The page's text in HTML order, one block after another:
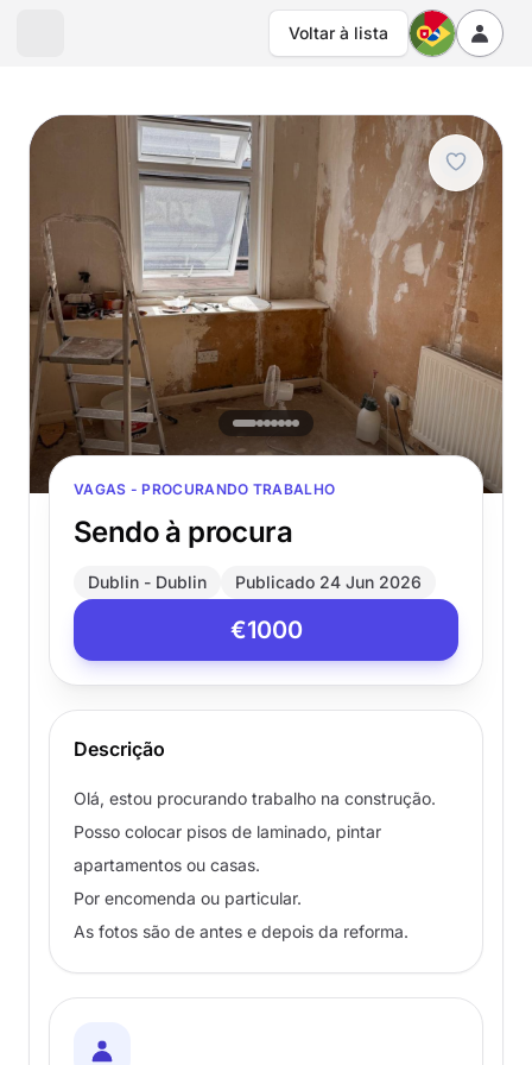
Voltar à lista
VAGAS - PROCURANDO TRABALHO
Sendo à procura
Dublin - Dublin Publicado 24 Jun 2026
€1000
Descrição
Olá, estou procurando trabalho na construção.
Posso colocar pisos de laminado, pintar
apartamentos ou casas.
Por encomenda ou particular.
As fotos são de antes e depois da reforma.